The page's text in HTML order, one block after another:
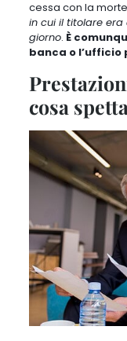
cessa con la
in cui il titolare
giorno. È
banca o
cosa